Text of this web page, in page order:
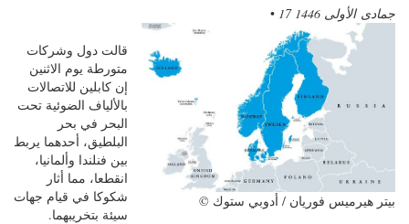
• 17 جمادى الأولى 1446
© بيتر هيرميس فوريان / أدوبي ستوك
قالت دول وشركات
متورطة يوم الاثنين
إن كابلين للاتصالات
بالألياف الضوئية تحت
البحر في بحر
البلطيق، أحدهما يربط
بين فنلندا وألمانيا،
انقطعا، مما أثار
شكوكا في قيام جهات
سيئة بتخريبهما.